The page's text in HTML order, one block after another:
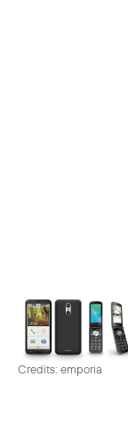
Credits: emporia